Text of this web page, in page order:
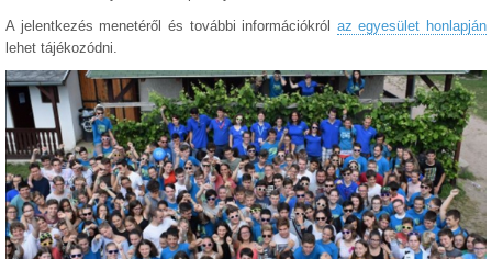
A jelentkezés menetéről és további információkról az egyesület honlapján
lehet tájékozódni.